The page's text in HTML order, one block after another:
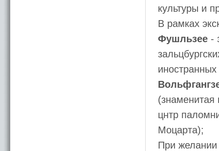
культуры и
В рамках
Фушльзее -
цнтр
Моцарта);
При желании